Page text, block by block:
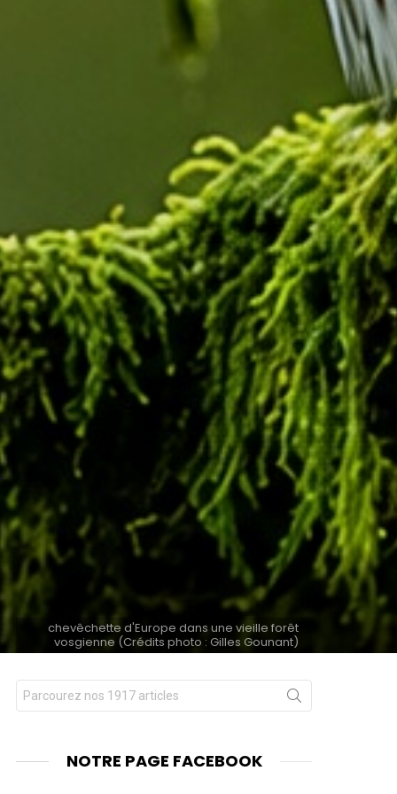
chevêchette d'Europe dans une vieille forêt
vosgienne (Crédits photo : Gilles Gounant)
Chercher
pour
NOTRE PAGE FACEBOOK